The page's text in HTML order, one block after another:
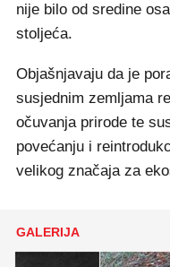
nije bilo od sredine
stoljeća.
Objašnjavaju da je
susjednim zemljama
očuvanja prirode te
povećanju i
velikog značaja za
GALERIJA